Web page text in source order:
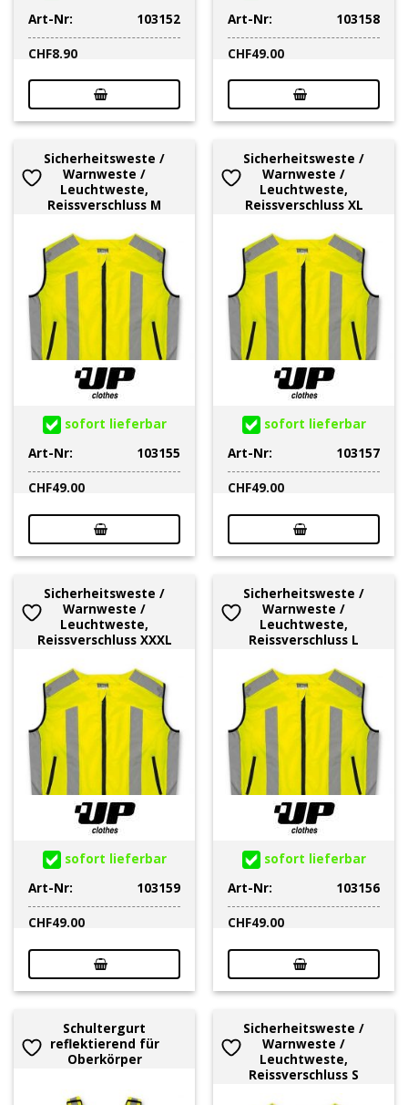
Art-Nr:
103152
CHF8.90
Art-Nr:
103158
CHF49.00
Sicherheitsweste /
Warnweste /
Leuchtweste,
Reissverschluss M
sofort lieferbar
Art-Nr:
103155
CHF49.00
Sicherheitsweste /
Warnweste /
Leuchtweste,
Reissverschluss XL
sofort lieferbar
Art-Nr:
103157
CHF49.00
Sicherheitsweste /
Warnweste /
Leuchtweste,
Reissverschluss XXXL
sofort lieferbar
Art-Nr:
103159
CHF49.00
Sicherheitsweste /
Warnweste /
Leuchtweste,
Reissverschluss L
sofort lieferbar
Art-Nr:
103156
CHF49.00
Schultergurt
reflektierend für
Oberkörper
Sicherheitsweste /
Warnweste /
Leuchtweste,
Reissverschluss S